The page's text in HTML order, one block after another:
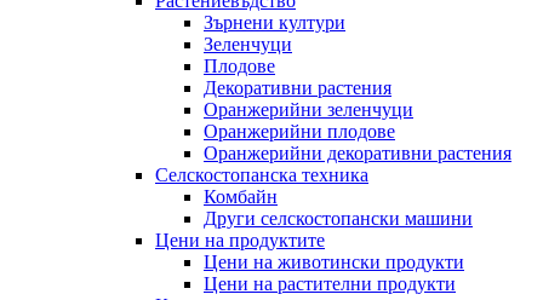
Зърнени култури
Зеленчуци
Плодове
Декоративни растения
Оранжерийни зеленчуци
Оранжерийни плодове
Оранжерийни декоративни растения
Селскостопанска техника
Комбайн
Други селскостопански машини
Цени на продуктите
Цени на животински продукти
Цени на растителни продукти